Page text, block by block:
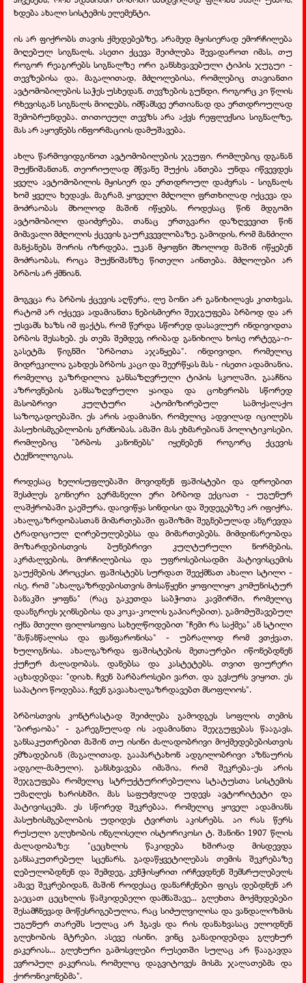
ხდება ახალი სისტემის ელემენტი.
ის არ ფიქრობს თავის ქმედებებზე, არამედ მყისიერად ემორჩილება
მიღებულ სიგნალს. ასეთი ქცევა შეიძლება შევადაროთ იმას, თუ
როგორ რეაგირებს სიგნალზე ორი განსხვავებული ტიპის ჯუგუი -
თევზებისა და, მაგალითად, მძღოლებისა, რომლებიც თავიანთი
ავტომობილების საჭეს უსხედან. თევზების გუნდი, როგორც კი წლის
რხევისგან სიგნალს მიიღებს, იმწამსვე ერთიანად და ერთდროულად
შემობრუნდება. თითოეულ თევზს არა აქვს რეფლექსია სიგნალზე,
მას არ აყოვნებს ინფორმაციის დამუშავება.
ახლა წარმოვიდგინოთ ავტომობილების ჯგუფი, რომლებიც დგანან
შუქნიშანთან, თეორიულად მწვანე შუქის ანთება უნდა იწვევდეს
ყველა ავტომობილის მყისიერ და ერთდროულ დაძვრას - სიგნალს
ხომ ყველა ხედავს. მაგრამ, ყოველი მძღოლი ფრთხილად იქცევა და
მოძრაობას მხოლოდ მაშინ იწყებს, როდესაც წინ მდგომი
ავტომობილი დაიძვრება, თანაც ერთგვარი დაზღვევით წინ
მიმავალი მძღოლის ქცევის გაურკვევლობაზე. გამოდის, რომ მანძილი
მანქანებს შორის იზრდება, უკან მყოფნი მხოლოდ მაშინ იწყებენ
მოძრაობას, როცა შუქნიშანზე წითელი აინთება. მძღოლები არ
ბრბოს არ ქმნიან.
მოგვცა რა ბრბოს ქცევის აღწერა, ლე ბონი არ განიხილავს კითხვას,
რატომ არ იქცევა ადამიანთა ნებისმიერი შეჯგუფება ბრბოდ და არ
უსვამს ხაზს იმ ფაქტს, რომ წერდა სწორედ დასავლურ ინდივიდთა
ბრბოს შესახებ. ეს თემა შემდეგ ირიბად განიხილა ხოსე ორტეგა-ი-
გასეტმა წიგნში "ბრბოთა აჯანყება". ინდივიდი, რომელიც
მიდრეკილია გახდეს ბრბოს კაცი და შეერწყას მას - ისეთი ადამიანია,
რომელიც გაზრდილია განსაზღვრული ტიპის სკოლაში, გააჩნია
აზროვნების განსაზღვრული ყაიდა და ცოხვრობს სწორედ
მასობრივი კულტური ატომიზირებულ სამოქალაქო
საზოგადოებაში. ეს არის ადამიანი, რომელიც ადვილად იცილებს
პასუხისმგებლობის გრძნობას. ამაში მას ეხმარებიან პოლიტიკოსები,
რომლებიც "ბრბოს კანონებს" იყენებენ როგორც ქცევის
ტექნოლოგიას.
როდესაც ხელისუფლებაში მოვიდნენ ფაშისტები და დროებით
შესძლეს გონიერი გერმანელი ერი ბრბოდ ექციათ - უგუნურ
ლაშქრობაში გაეშურა, დაივიწყა სინდისი და შედეგებზე არ იფიქრა.
ახალგაზრდობასთან მიმართებაში ფაშიზმი შეგნებულად ანგრევდა
ტრადიციულ ღირებულებებსა და მიმართებებს. მიმდინარეობდა
მოზარდებისთვის ბუნებრივი კულტურული ნორმების,
აკრძალვების, მორჩილებისა და უფროსებისადმი პატივისცემის
გაუქმების პროცესი. ფაშისტებს სურდათ შეექმნათ ახალი სტილი -
ისე, რომ "ახალგაზრდებისთვის მოსაწყენი ყოფილიყო კომუნისტურ
ბანაკში ყოფნა" (რაც გაკეთდა საბჭოთა კავშირში, რომელიც
დაანგრიეს ჯინსებისა და კოკა-კოლის გაპიარებით). გამომუშავებულ
იქნა მთელი ფილოსოფია სახელწოდებით "ჩემი რა საქმეა" ან სტილი
"მაწანწალისა და ფანფარონისა" - უბრალოდ რომ ვთქვათ,
ხულიგნისა. ახალგაზრდა ფაშისტების მეთაურები იწონებდნენ
ქუჩურ ძალადობას, დანებსა და კასტეტებს. თვით ფიურერი
აცხადებდა: "დიახ, ჩვენ ბარბაროსები ვართ, და გვსურს ვიყოთ. ეს
საპატიო წოდებაა. ჩვენ გავაახალგაზრდავებთ მსოფლიოს".
ბრბოსთვის კონტრასტად შეიძლება გამოდგეს სოფლის თემის
"ბირჟაობა" - გარეგნულად ის ადამიანთა შეჯგუფებას წააგავს,
განსაკუთრებით მაშინ თუ ისინი ძალადობრივი მოქმედებებისთვის
ემზადებიან (მაგალითად, გააპარტახონ ადგილობრივი აზნაურის
ადგილ-მამული). განსხვავება იმაშია, რომ შეკრება-ეს არის
შეჯგუფება რომელიც სტრუქტურირებულია სტატუსთა სისტემის
უმაღლეს ხარისხში, მას საფუძვლად უდევს ავტორიტეტი და
პატივისცემა. ეს სწორედ შეკრებაა, რომელიც ყოველ ადამიანს
პასუხისმგებლობის უდიდეს ტვირთს აკისრებს. აი რას წერს
რუსული გლეხობის ინგლისელი ისტორიკოსი ტ. შანინი 1907 წლის
ძალადობაზე: "ცეცხლის წაკიდება ხშირად მისდევდა
განსაკუთრებულ სცენარს. გადაწყვეტილებას თემის შეკრებაზე
ღებულობდნენ და შემდეგ, კენჭისყრით ირჩევდნენ შემსრულებელს
ამავე შეკრებიდან, მაშინ როდესაც დანარჩენები ფიცს დებდნენ არ
გაეცათ ცეცხლის წამკიდებელი დამნაშავე... გლეხთა მოქმედებები
შესამჩნევად მოწესრიგებულია, რაც სიძულვილისა და ვანდალიზმის
უგუნურ თარეშს სულაც არ ჰგავს და რის დანახვასაც ელოდნენ
გლეხობის მტრები, ასევე ისინი, ვინც განადიდებდა გლეხურ
ჟაკერიას... გლეხური გამოსვლები რუსეთში სულაც არ წააგავდა
ევროპულ ჟაკერიას, რომელიც დაგვიტოვეს მისმა ჯალათებმა და
ქორონიკონებმა".